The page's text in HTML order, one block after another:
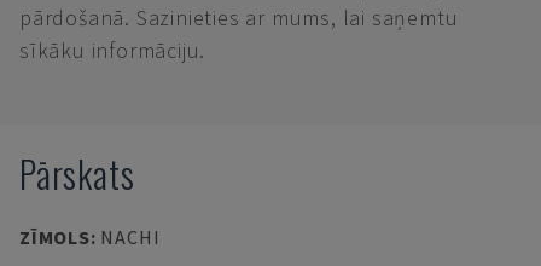
pārdošanā. Sazinieties ar mums, lai saņemtu
sīkāku informāciju.
Pārskats
ZĪMOLS: NACHI